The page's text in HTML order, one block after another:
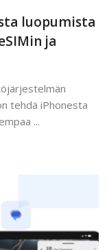
luopumista
ja
tehdä iPhonesta
...